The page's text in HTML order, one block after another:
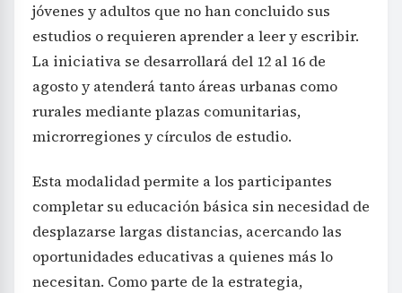
jóvenes y adultos que no han concluido sus
estudios o requieren aprender a leer y escribir.
La iniciativa se desarrollará del 12 al 16 de
agosto y atenderá tanto áreas urbanas como
rurales mediante plazas comunitarias,
microrregiones y círculos de estudio.
Esta modalidad permite a los participantes
completar su educación básica sin necesidad de
desplazarse largas distancias, acercando las
oportunidades educativas a quienes más lo
necesitan. Como parte de la estrategia,